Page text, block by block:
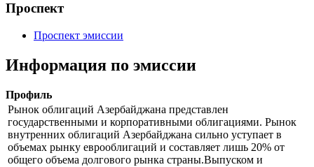
Проспект
Проспект эмиссии
Информация по эмиссии
Профиль
Рынок облигаций Азербайджана представлен
государственными и корпоративными облигациями. Рынок
внутренних облигаций Азербайджана сильно уступает в
объемах рынку еврооблигаций и составляет лишь 20% от
общего объема долгового рынка страны.Выпуском и